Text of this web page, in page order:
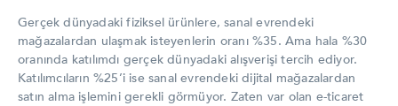
Gerçek dünyadaki fiziksel ürünlere, sanal evrendeki
mağazalardan ulaşmak isteyenlerin oranı %35. Ama hala %30
oranında katılımdı gerçek dünyadaki alışverişi tercih ediyor.
Katılımcıların %25’i ise sanal evrendeki dijital mağazalardan
satın alma işlemini gerekli görmüyor. Zaten var olan e-ticaret